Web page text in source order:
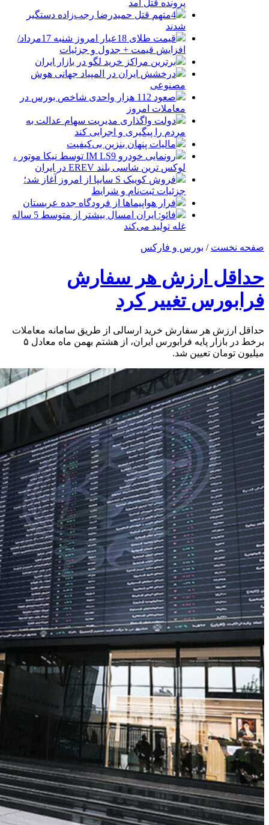
پرونده قتل آمد
4متهم قتل حمیدرضا رجب‌زاده دستگیر
شدند
قیمت طلای 18عیار امروز شنبه 17مرداد/
افزایش قیمت + جدول و جزئیات
برترین مراکز خرید لگو در بازار ایران
درخشش ایران در المپیاد جهانی هوش
مصنوعی
صعود 112 هزار واحدی شاخص بورس در
معاملات امروز
دولت واگذاری مدیریت سهام عدالت به
مردم را پیگیری و اجرایی کند
مالیات پنهان بنزین بی‌کیفیت
رونمایی خودرو IM LS9 توسط نیکا موتور ،
لوکس ترین شاسی بلند EREV در ایران
فروش کوییک S سایپا از امروز آغاز شد؛
جزئیات ثبت‌نام و شرایط
فرار هواپیماها از فرودگاه جده عربستان
فائو: ایران امسال بیشتر از متوسط 5 ساله
غله تولید می‌کند
صفحه نخست / بورس و فارکس
حداقل ارزش هر سفارش
فرابورس تغییر کرد
حداقل ارزش هر سفارش خرید ارسالی از طریق سامانه معاملات
برخط در بازار پایه فرابورس ایران، از هشتم بهمن‌ ماه معادل ۵
میلیون تومان تعیین شد.